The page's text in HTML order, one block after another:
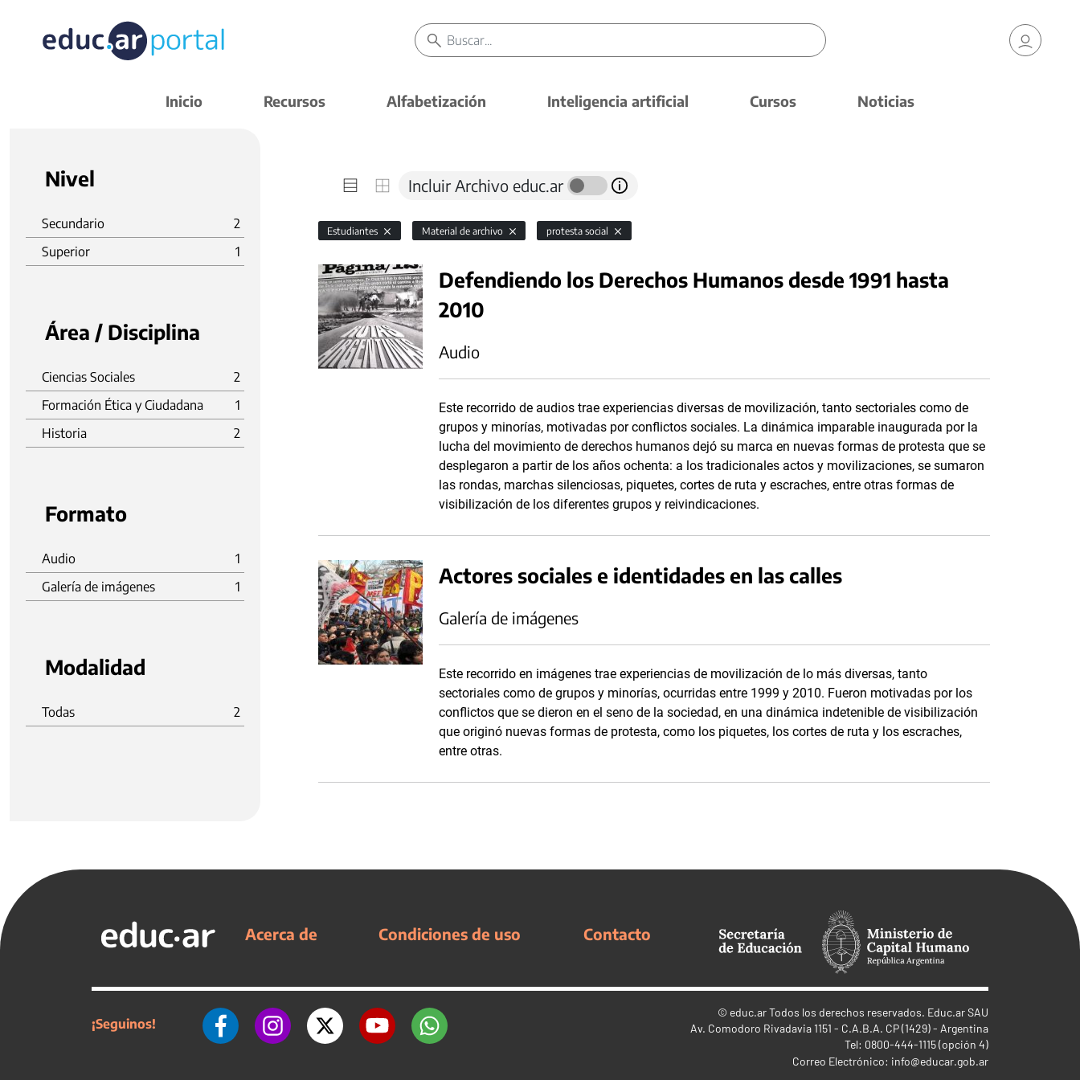
Inicio Recursos Alfabetización Inteligencia artificial Cursos Noticias
Nivel
Secundario
2
Superior
1
Área / Disciplina
Ciencias Sociales
2
Formación Ética y Ciudadana
1
Historia
2
Formato
Audio
1
Galería de imágenes
1
Modalidad
Todas 2
Incluir Archivo educ.ar
Estudiantes Material de archivo protesta social
Defendiendo los Derechos Humanos desde 1991 hasta
2010
Audio
Este recorrido de audios trae experiencias diversas de movilización, tanto sectoriales como de
grupos y minorías, motivadas por conflictos sociales. La dinámica imparable inaugurada por la
lucha del movimiento de derechos humanos dejó su marca en nuevas formas de protesta que se
desplegaron a partir de los años ochenta: a los tradicionales actos y movilizaciones, se sumaron
las rondas, marchas silenciosas, piquetes, cortes de ruta y escraches, entre otras formas de
visibilización de los diferentes grupos y reivindicaciones.
Actores sociales e identidades en las calles
Galería de imágenes
Este recorrido en imágenes trae experiencias de movilización de lo más diversas, tanto
sectoriales como de grupos y minorías, ocurridas entre 1999 y 2010. Fueron motivadas por los
conflictos que se dieron en el seno de la sociedad, en una dinámica indetenible de visibilización
que originó nuevas formas de protesta, como los piquetes, los cortes de ruta y los escraches,
entre otras.
Acerca de Condiciones de uso Contacto
¡Seguinos!
© educ.arTodos los derechos reservados. Educ.ar SAU
Av. Comodoro Rivadavia 1151 - C.A.B.A. CP (1429) - Argentina
Tel: 0800-444-1115 (opción 4)
Correo Electrónico: info@educar.gob.ar